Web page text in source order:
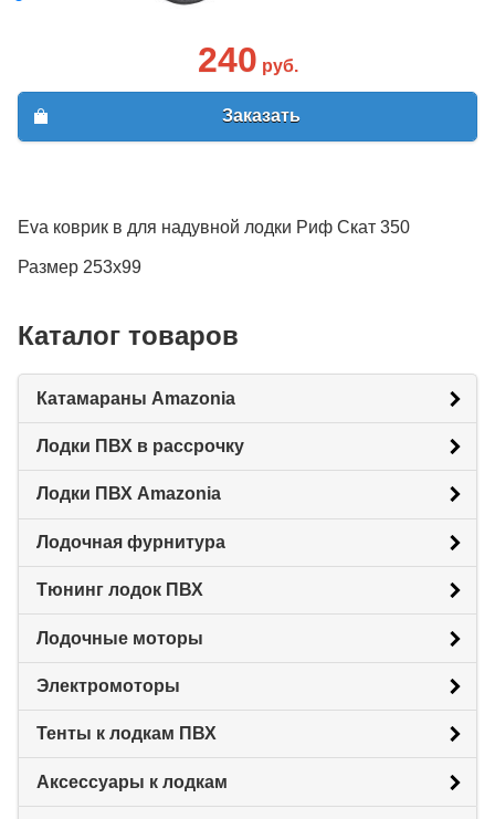
240 руб.
Заказать
Eva коврик в для надувной лодки Риф Скат 350
Размер 253х99
Каталог товаров
Катамараны Amazonia
Лодки ПВХ в рассрочку
Лодки ПВХ Amazonia
Лодочная фурнитура
Тюнинг лодок ПВХ
Лодочные моторы
Электромоторы
Тенты к лодкам ПВХ
Аксессуары к лодкам